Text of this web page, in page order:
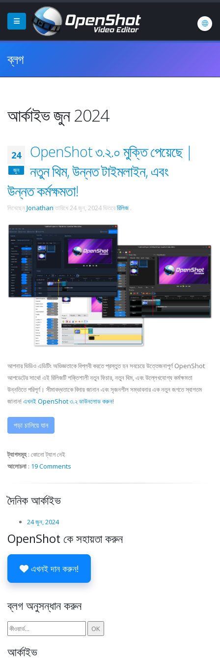
ব্লগ
আর্কাইভ জুন 2024
24
জুন
OpenShot ৩.২.০ মুক্তি পেয়েছে |
নতুন থিম, উন্নত টাইমলাইন, এবং
উন্নত কর্মক্ষমতা!
লিখেছেন Jonathan তারিখে24 জুন, 2024ভিতরেরিলিজ .
আপনার ভিডিও এডিটিং অভিজ্ঞতাকে বিপ্লবী করতে প্রস্তুত হন সবচেয়ে উত্তেজনাপূর্ণ OpenShot
আপডেটের সাথে! এই রিলিজটি শক্তিশালী নতুন ফিচার, নতুন থিম, এবং উল্লেখযোগ্য কর্মক্ষমতা
উন্নতিতে পরিপূর্ণ। সীমাবদ্ধতাকে বিদায় জানান এবং সৃজনশীল সম্ভাবনার এক নতুন জগতে স্বাগতম
জানান! এখনই OpenShot ৩.২ ডাউনলোড করুন!
পড়া চালিয়ে যান
ট্যাগসমূহ: কোনো ট্যাগ নেই
আলোচনা : 19 Comments
দৈনিক আর্কাইভ
24 জুন, 2024
OpenShot কে সহায়তা করুন
এখনই দান করুন!
ব্লগ অনুসন্ধান করুন
আর্কাইভ